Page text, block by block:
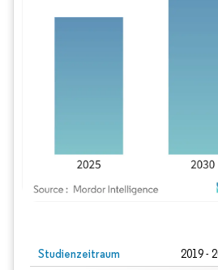
Studienzeitraum 2019 -